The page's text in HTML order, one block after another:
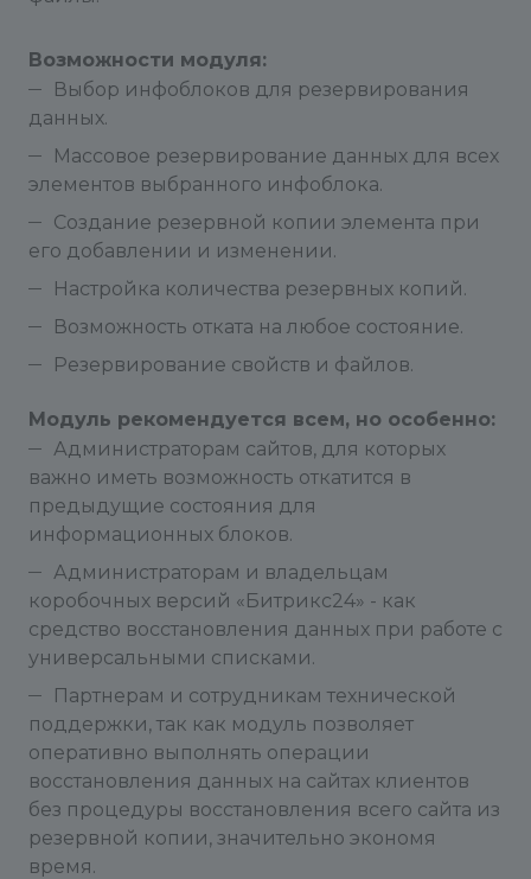
они не восстанавливаются (бекапирование
разделов потребовало бы сохранения всех
вложенных разделов и сильно усложнило бы
восстанавливается с сохранением значений
свойств в общей таблице, даже если до того
сохранял их в отдельных.
Если же тип и инфоблок существуют, то
информация о них не меняется, сами свойства
восстанавливает элемент с привязками к
с момента сохранения копии изменился, это
может вызвать определенные проблемы. Если
свойство было удалено, оно не будет
восстановлено. Картинка анонса, детальная
картинка и файлы свойств восстанавливаются в
файловой таблице и физически в папке upload
со своими подпапками.
Есть возможность бекапа всех элементов
инфоблока за один сеанс. Для этого на странице
"Резервирование данных" надо щелкнуть по
ссылке "Массовый бекап" для нужного
инфоблока. Во всплывающем окошке будет
кнопка для запуска массового бекапа при
условии, что в инфоблоке имеется хоть один
элемент. Массовый бекап работает через ajax.
Возможности модуля:
Выбор инфоблоков для резервирования
данных.
Массовое резервирование данных для всех
элементов выбранного инфоблока.
Создание резервной копии элемента при
его добавлении и изменении.
Настройка количества резервных копий.
Возможность отката на любое состояние.
Резервирование свойств и файлов.
Модуль рекомендуется всем, но особенно:
Администраторам сайтов, для которых
важно иметь возможность откатится в
предыдущие состояния для
информационных блоков.
Администраторам и владельцам
коробочных версий «Битрикс24» - как
средство восстановления данных при работе с
универсальными списками.
Партнерам и сотрудникам технической
поддержки, так как модуль позволяет
оперативно выполнять операции
восстановления данных на сайтах клиентов
без процедуры восстановления всего сайта из
резервной копии, значительно экономя
время.